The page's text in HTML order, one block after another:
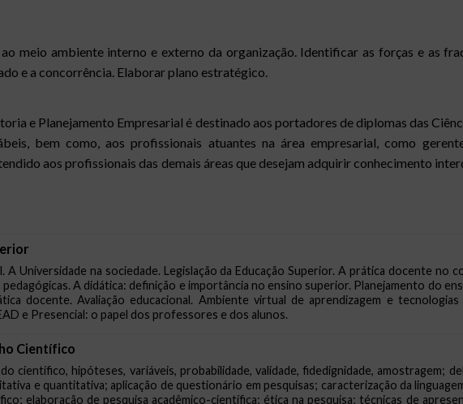
meio ambiente interno e externo da organização. Identificar as forças e as
e a concorrência. Elaborar plano estratégico.
e Planejamento Empresarial é destinado aos portadores de diplomas das
bem como, aos profissionais atuantes na área empresarial, como
aos profissionais das demais áreas que desejam adquirir conhecimento
A Universidade na sociedade. Legislação da Educação Superior. A prática docente no
pedagógicas. A didática: definição e importância no ensino superior. Planejamento do
docente. Avaliação educacional. Ambiente virtual de aprendizagem e
e Presencial: o papel dos professores e dos alunos.
Científico
científico, hipóteses, variáveis, probabilidade, validade, fidedignidade, amostragem;
e quantitativa; aplicação de questionário em pesquisas; caracterização da
elaboração de pesquisa acadêmico-científica; ética na pesquisa; técnicas de